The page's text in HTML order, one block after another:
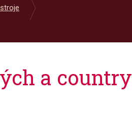
a country